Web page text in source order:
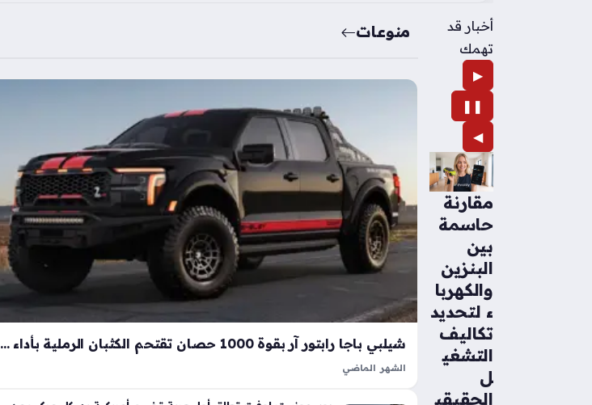
أخبار قد
تهمك
▶
❚❚
◀
مقارنة
حاسمة
بين
البنزين
والكهربا
ء لتحديد
تكاليف
التشغي
ل
الحقيقي
منوعات
شيلبي باجا رابتور آر بقوة 1000 حصان تقتحم الكثبان الرملية بأداء خارق
الشهر الماضي